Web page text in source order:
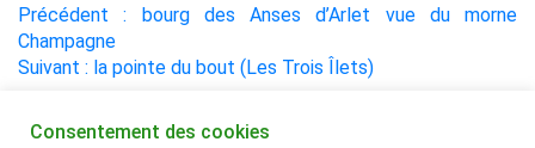
NAVIGATION
DE
L’ARTICLE
Précédent :
bourg des Anses d’Arlet vue du morne
Champagne
Suivant : la pointe du bout (Les Trois Îlets)
Accueil Contact
Consentement des cookies